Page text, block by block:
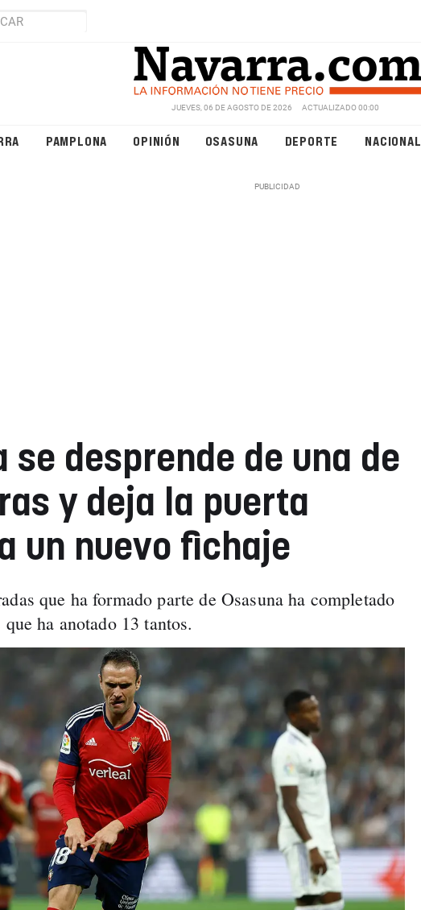
JUEVES, 06 DE AGOSTO DE 2026 ACTUALIZADO 00:00
PAMPLONA OPINIÓN OSASUNA DEPORTE NACIONAL
se desprende de una de
y deja la puerta
un nuevo fichaje
que ha formado parte de Osasuna ha completado
ha anotado 13 tantos.